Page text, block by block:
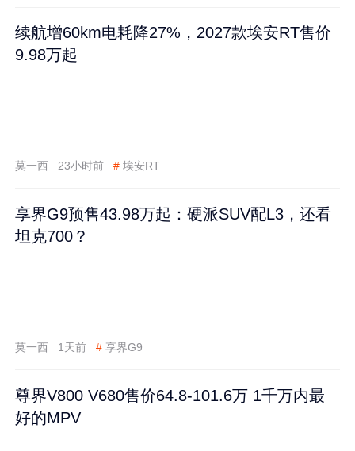
续航增60km电耗降27%，2027款埃安RT售价
9.98万起
莫一西 23小时前 # 埃安RT
享界G9预售43.98万起：硬派SUV配L3，还看
坦克700？
莫一西 1天前 # 享界G9
尊界V800 V680售价64.8-101.6万 1千万内最
好的MPV